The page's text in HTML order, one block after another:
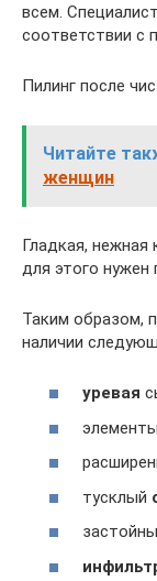
всем.
соответствии с
Пилинг после
Читайте
женщин
Гладкая,
для этого нужен
Таким образом,
наличии
уревая
элементы
тусклый